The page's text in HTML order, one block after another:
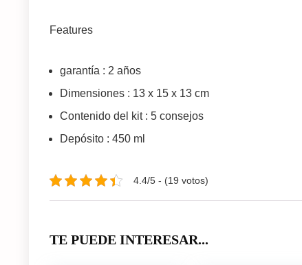
Features
garantía : 2 años
Dimensiones : 13 x 15 x 13 cm
Contenido del kit : 5 consejos
Depósito : 450 ml
4.4/5 - (19 votos)
TE PUEDE INTERESAR...